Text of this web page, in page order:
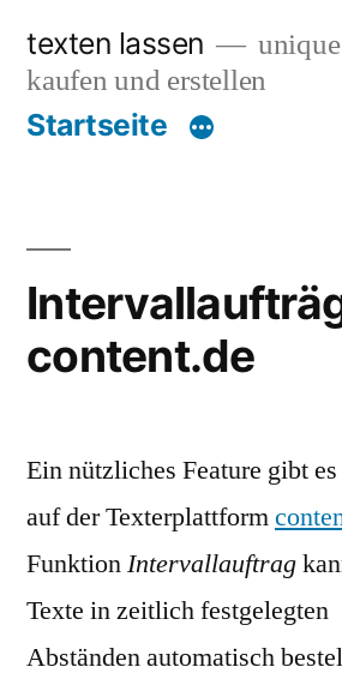
Inhalt
springen
texten lassen
kaufen und erstellen
Startseite
content.de
Ein nützliches Feature gibt
auf der Texterplattform
FunktionIntervallauftrag
Texte in zeitlich festgelegten
Abständen automatisch